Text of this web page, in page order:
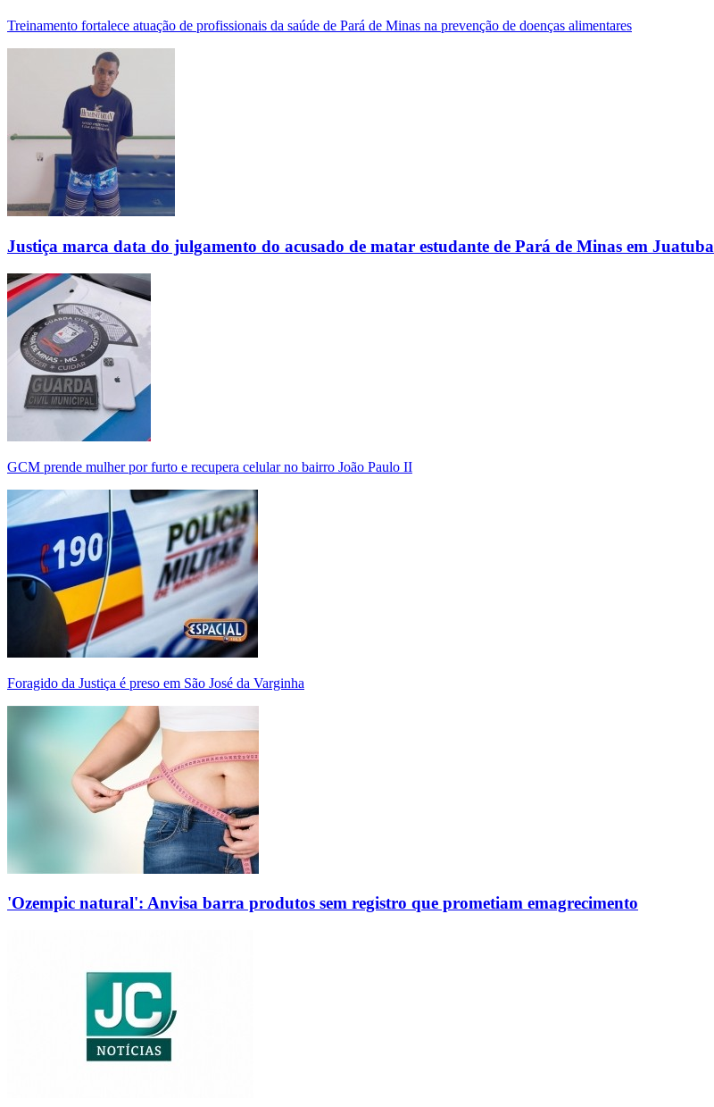
Treinamento fortalece atuação de profissionais da saúde de Pará de Minas na prevenção de doenças alimentares
Justiça marca data do julgamento do acusado de matar estudante de Pará de Minas em Juatuba
GCM prende mulher por furto e recupera celular no bairro João Paulo II
Foragido da Justiça é preso em São José da Varginha
'Ozempic natural': Anvisa barra produtos sem registro que prometiam emagrecimento